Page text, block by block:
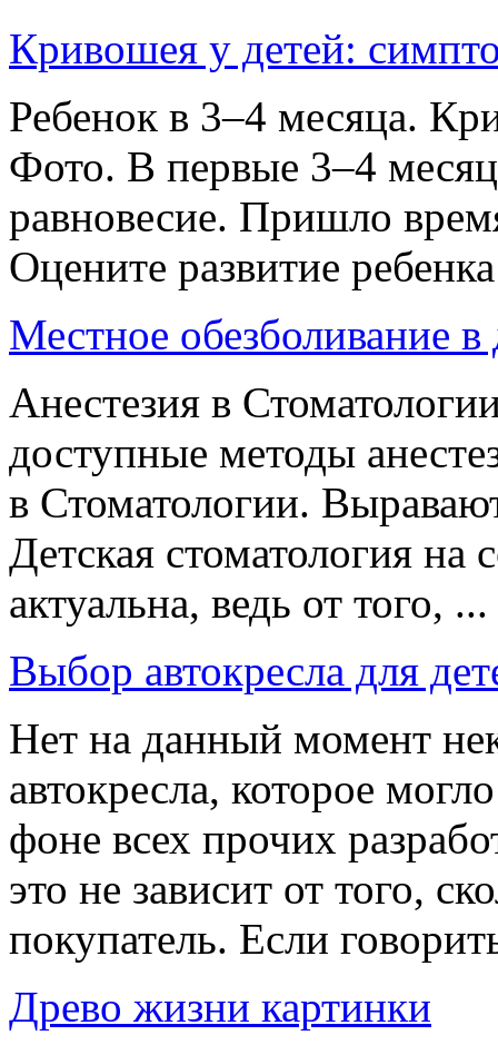
Кривошея у детей:
Ребенок в 3–4 месяца.
Фото. В первые 3–4
равновесие. Пришло
Оцените развитие
Местное обезболивание в
Анестезия в
доступные методы
в Стоматологии.
Детская стоматология на
актуальна, ведь от того, ...
Выбор автокресла для
Нет на данный момент
автокресла, которое
фоне всех прочих
это не зависит от того,
покупатель. Если
Древо жизни картинки